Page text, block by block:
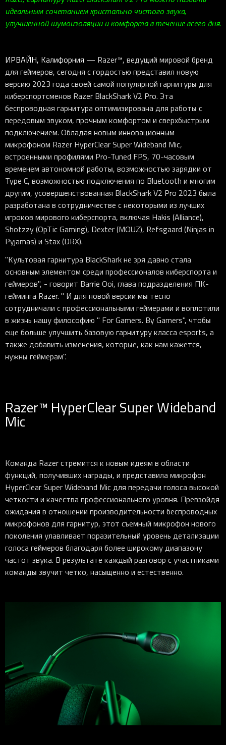
идеальным сочетанием кристально чистого звука,
улучшенной шумоизоляции и комфорта в течение всего дня.
ИРВАЙН, Калифорния — Razer™, ведущий мировой бренд
для геймеров, сегодня с гордостью представил новую
версию 2023 года своей самой популярной гарнитуры для
киберспортсменов Razer BlackShark V2 Pro. Эта
беспроводная гарнитура оптимизирована для работы с
передовым звуком, прочным комфортом и сверхбыстрым
подключением. Обладая новым инновационным
микрофоном Razer HyperClear Super Wideband Mic,
встроенными профилями Pro-Tuned FPS, 70-часовым
временем автономной работы, возможностью зарядки от
Type C, возможностью подключения по Bluetooth и многим
другим, усовершенствованная BlackShark V2 Pro 2023 была
разработана в сотрудничестве с некоторыми из лучших
игроков мирового киберспорта, включая Hakis (Alliance),
Shotzzy (OpTic Gaming), Dexter (MOUZ), Refsgaard (Ninjas in
Pyjamas) и Stax (DRX).
"Культовая гарнитура BlackShark не зря давно стала
основным элементом среди профессионалов киберспорта и
геймеров", - говорит Barrie Ooi, глава подразделения ПК-
гейминга Razer. " И для новой версии мы тесно
сотрудничали с профессиональными геймерами и воплотили
в жизнь нашу философию " For Gamers. By Gamers", чтобы
еще больше улучшить базовую гарнитуру класса esports, а
также добавить изменения, которые, как нам кажется,
нужны геймерам".
Razer™ HyperClear Super Wideband
Mic
Команда Razer стремится к новым идеям в области
функций, получивших награды, и представила микрофон
HyperClear Super Wideband Mic для передачи голоса высокой
четкости и качества профессионального уровня. Превзойдя
ожидания в отношении производительности беспроводных
микрофонов для гарнитур, этот съемный микрофон нового
поколения улавливает поразительный уровень детализации
голоса геймеров благодаря более широкому диапазону
частот звука. В результате каждый разговор с участниками
команды звучит четко, насыщенно и естественно.